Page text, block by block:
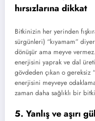
hırsızlarına dikkat
Bitkinizin her yerinden
sürgünleri) “kıyamam”
dönüşür ama meyve vermez.
enerjisini yaprak ve dal
gövdeden çıkan o gereksiz
enerjisini meyveye
zaman daha sağlıklı bir
5. Yanlış ve aşırı